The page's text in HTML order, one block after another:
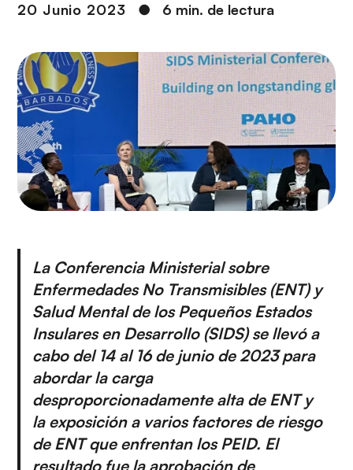
20 Junio 2023 ● 6 min. de lectura
La Conferencia Ministerial sobre
Enfermedades No Transmisibles (ENT) y
Salud Mental de los Pequeños Estados
Insulares en Desarrollo (SIDS) se llevó a
cabo del 14 al 16 de junio de 2023 para
abordar la carga
desproporcionadamente alta de ENT y
la exposición a varios factores de riesgo
de ENT que enfrentan los PEID. El
resultado fue la aprobación de